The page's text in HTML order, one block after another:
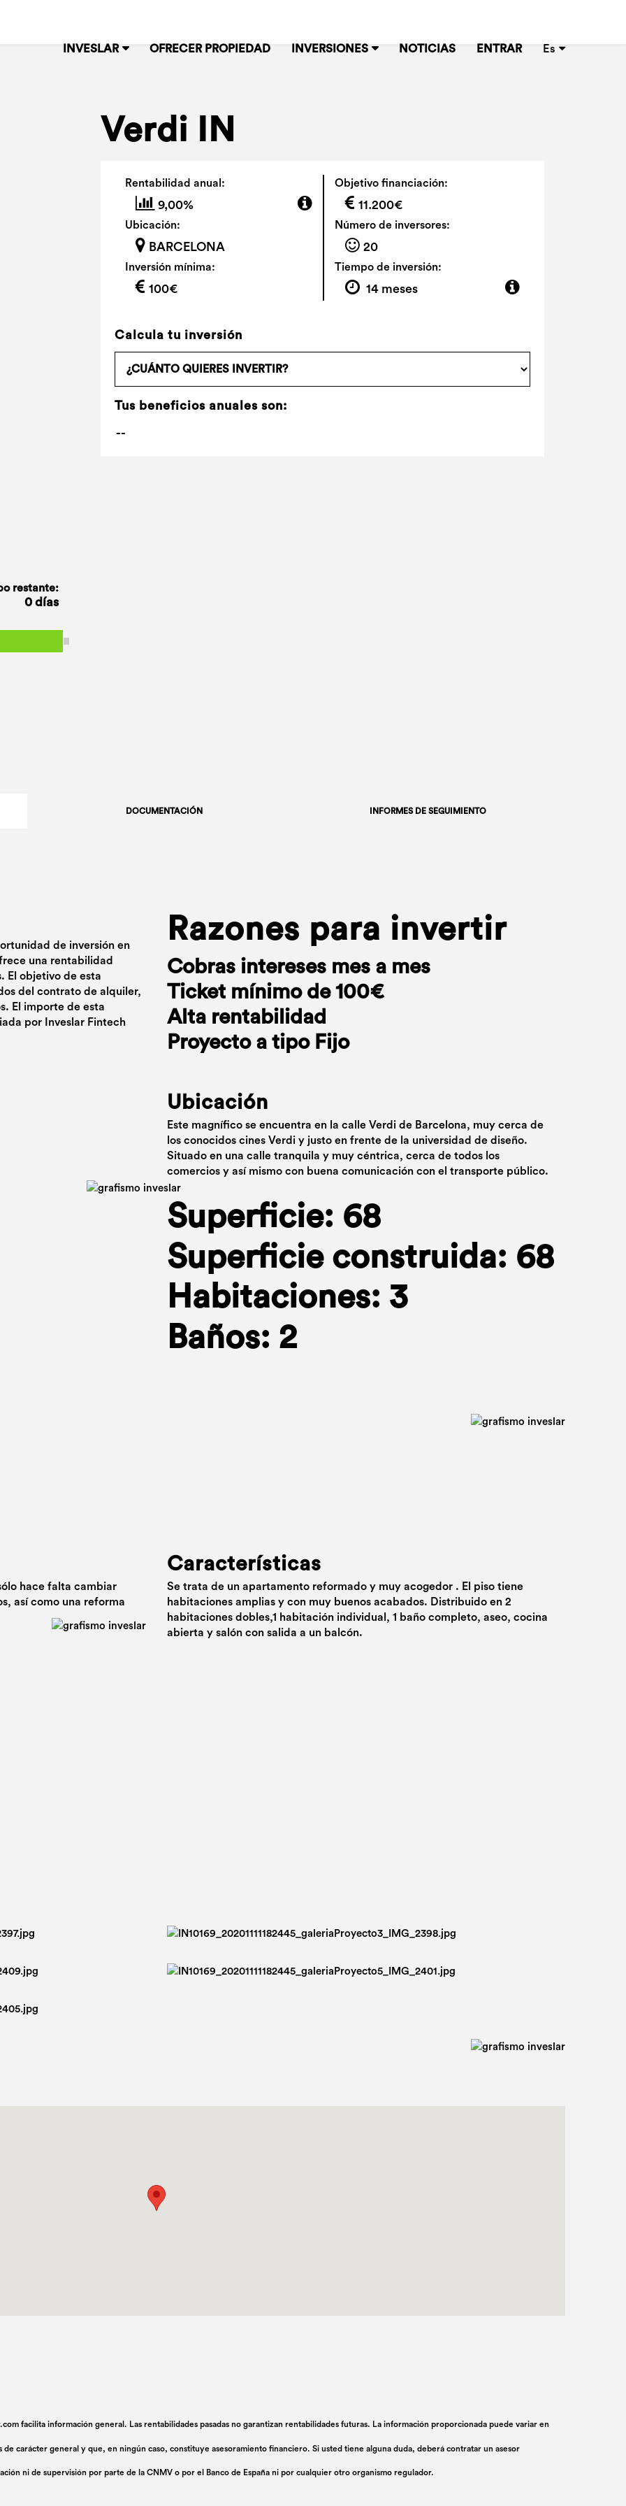
INVESLAR OFRECER PROPIEDAD INVERSIONES NOTICIAS ENTRAR Es
Verdi IN
Rentabilidad anual:
9,00%
Ubicación:
BARCELONA
Inversión mínima:
100€
Objetivo financiación:
11.200€
Número de inversores:
20
Tiempo de inversión:
14 meses
Calcula tu inversión
Tus beneficios anuales son:
restante:
0 días
DOCUMENTACIÓN INFORMES DE SEGUIMIENTO
de inversión en
una rentabilidad
El objetivo de esta
del contrato de alquiler,
El importe de esta
por Inveslar Fintech
Razones para invertir
Cobras intereses mes a mes
Ticket mínimo de 100€
Alta rentabilidad
Proyecto a tipo Fijo
Ubicación
Este magnífico se encuentra en la calle Verdi de Barcelona, muy cerca de
los conocidos cines Verdi y justo en frente de la universidad de diseño.
Situado en una calle tranquila y muy céntrica, cerca de todos los
comercios y así mismo con buena comunicación con el transporte público.
Superficie: 68
Superficie construida: 68
Habitaciones: 3
Baños: 2
hace falta cambiar
así como una reforma
Características
Se trata de un apartamento reformado y muy acogedor . El piso tiene
habitaciones amplias y con muy buenos acabados. Distribuido en 2
habitaciones dobles,1 habitación individual, 1 baño completo, aseo, cocina
abierta y salón con salida a un balcón.
facilita información general. Las rentabilidades pasadas no garantizan rentabilidades futuras. La información proporcionada puede variar en
carácter general y que, en ningún caso, constituye asesoramiento financiero. Si usted tiene alguna duda, deberá contratar un asesor
ni de supervisión por parte de la CNMV o por el Banco de España ni por cualquier otro organismo regulador.